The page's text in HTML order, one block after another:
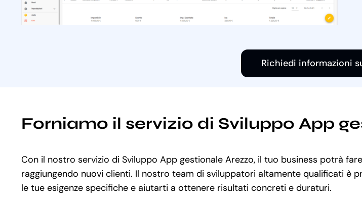
Richiedi informazioni
Forniamo il servizio di Sviluppo App
Con il nostro servizio di Sviluppo App gestionale Arezzo, il tuo business potrà
raggiungendo nuovi clienti. Il nostro team di sviluppatori altamente qualificati
le tue esigenze specifiche e aiutarti a ottenere risultati concreti e duraturi.